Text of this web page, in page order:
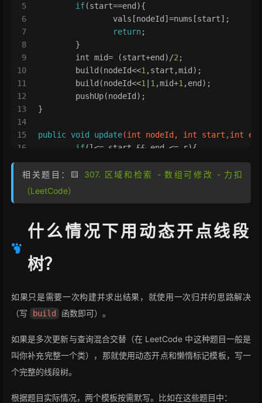
5
6
7
8
9
10
11
12
13
14
15
16
17
18
24
28
29
31
32
33
34
35
if(start==end){
		vals[nodeId]=nums[start];
return;
	}
int mid= (start+end)/2 ;
	build(nodeId<<
1 ,start,mid);
	build(nodeId<<
1 | 1 ,mid+1 ,end);
	pushUp(nodeId);
}
public void update(int nodeId, int start,int
if(l<= start && end <= r){
vals[nodeId] += val * ( end-
		adds[nodeId] += val;
	pushDown(nodeId,mid-start+
1,end-mid);
public void pushUp
}
public
	vals[nodeId<<
1]+=adds[nodeId]*leftNum;
相关题目：🟨 307. 区域和检索 - 数组可修改 - 力扣
（LeetCode）
什么情况下用动态开点线段
树？
如果只是需要一次构建并求出结果，就使用一次归并的思路解决
（写
build 函数即可）。
如果是多次更新与查询混合交替（在 LeetCode 中这种题目一般是
叫你补充完整一个类），那就使用动态开点和懒惰标记模板，写一
个完整的线段树。
根据题目实际情况，两个模板按需默写。比如在这些题目中：